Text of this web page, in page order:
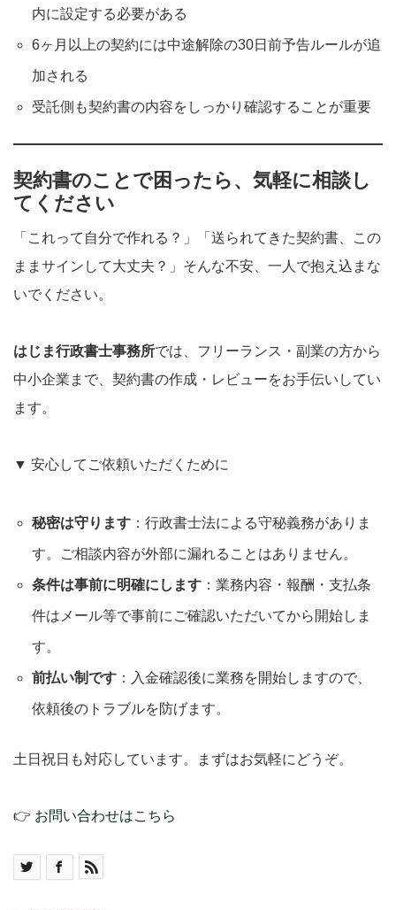
内に設定する必要がある
6ヶ月以上の契約には中途解除の30日前予告ルールが追
加される
受託側も契約書の内容をしっかり確認することが重要
契約書のことで困ったら、気軽に相談し
てください
「これって自分で作れる？」「送られてきた契約書、この
ままサインして大丈夫？」そんな不安、一人で抱え込まな
いでください。
はじま行政書士事務所では、フリーランス・副業の方から
中小企業まで、契約書の作成・レビューをお手伝いしてい
ます。
▼ 安心してご依頼いただくために
秘密は守ります：行政書士法による守秘義務がありま
す。ご相談内容が外部に漏れることはありません。
条件は事前に明確にします：業務内容・報酬・支払条
件はメール等で事前にご確認いただいてから開始しま
す。
前払い制です：入金確認後に業務を開始しますので、
依頼後のトラブルを防げます。
土日祝日も対応しています。まずはお気軽にどうぞ。
👉 お問い合わせはこちら